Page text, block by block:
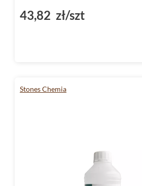
43,82 zł/szt
Stones Chemia